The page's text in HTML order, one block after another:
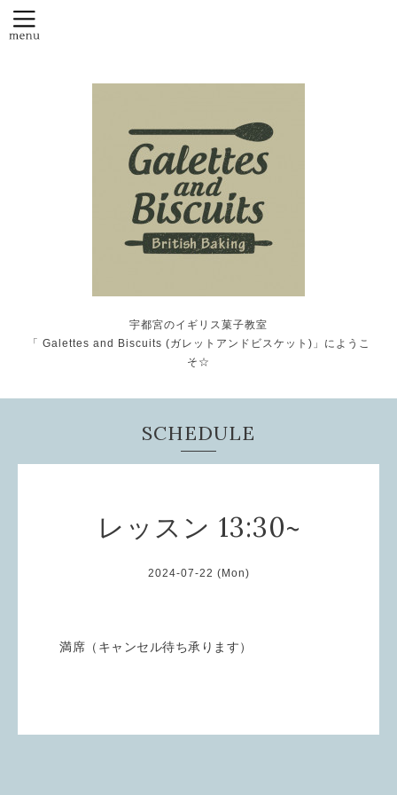
宇都宮のイギリス菓子教室
「 Galettes and Biscuits (ガレットアンドビスケット)」にようこ
そ☆
SCHEDULE
レッスン 13:30~
2024-07-22 (Mon)
満席（キャンセル待ち承ります）